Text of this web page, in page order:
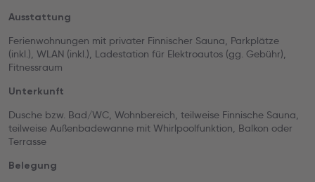
Ausstattung
Ferienwohnungen mit privater Finnischer Sauna, Parkplätze
(inkl.), WLAN (inkl.), Ladestation für Elektroautos (gg. Gebühr),
Fitnessraum
Unterkunft
Dusche bzw. Bad/WC, Wohnbereich, teilweise Finnische Sauna,
teilweise Außenbadewanne mit Whirlpoolfunktion, Balkon oder
Terrasse
Belegung